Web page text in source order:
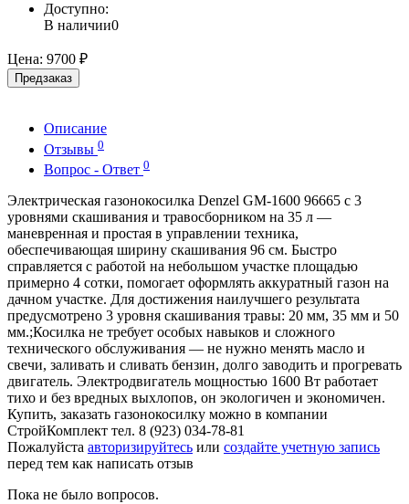
Доступно:
В наличии0
Цена: 9700 ₽
Предзаказ
Описание
Отзывы 0
Вопрос - Ответ 0
Электрическая газонокосилка Denzel GM-1600 96665 с 3
уровнями скашивания и травосборником на 35 л —
маневренная и простая в управлении техника,
обеспечивающая ширину скашивания 96 см. Быстро
справляется с работой на небольшом участке площадью
примерно 4 сотки, помогает оформлять аккуратный газон на
дачном участке. Для достижения наилучшего результата
предусмотрено 3 уровня скашивания травы: 20 мм, 35 мм и 50
мм.;Косилка не требует особых навыков и сложного
технического обслуживания — не нужно менять масло и
свечи, заливать и сливать бензин, долго заводить и прогревать
двигатель. Электродвигатель мощностью 1600 Вт работает
тихо и без вредных выхлопов, он экологичен и экономичен.
Купить, заказать газонокосилку можно в компании
СтройКомплект тел. 8 (923) 034-78-81
Пожалуйста авторизируйтесь или создайте учетную запись
перед тем как написать отзыв
Пока не было вопросов.